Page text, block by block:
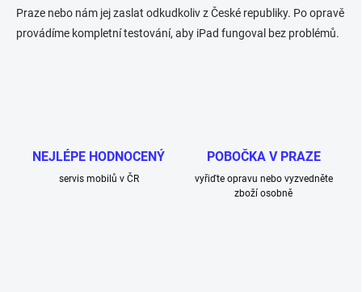
Praze nebo nám jej zaslat odkudkoliv z České republiky. Po opravě
provádíme kompletní testování, aby iPad fungoval bez problémů.
NEJLÉPE HODNOCENÝ
servis mobilů v ČR
POBOČKA V PRAZE
vyřiďte opravu nebo vyzvedněte
zboží osobně